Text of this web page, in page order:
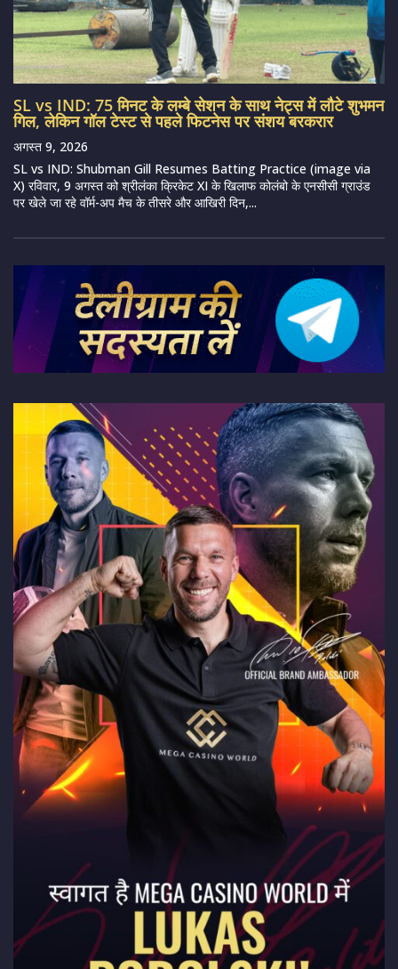
SL vs IND: 75 मिनट के लम्बे सेशन के साथ नेट्स में लौटे शुभमन
गिल, लेकिन गॉल टेस्ट से पहले फिटनेस पर संशय बरकरार
अगस्त 9, 2026
SL vs IND: Shubman Gill Resumes Batting Practice (image via
X) रविवार, 9 अगस्त को श्रीलंका क्रिकेट XI के खिलाफ कोलंबो के एनसीसी ग्राउंड
पर खेले जा रहे वॉर्म-अप मैच के तीसरे और आखिरी दिन,...